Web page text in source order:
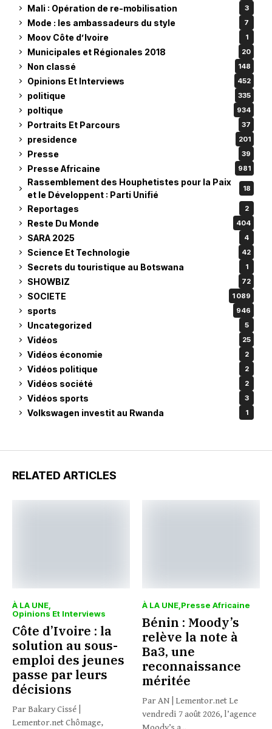
Mali : Opération de re-mobilisation 3
Mode : les ambassadeurs du style 7
Moov Côte d’Ivoire 1
Municipales et Régionales 2018 20
Non classé 148
Opinions Et Interviews 452
politique 335
poltique 934
Portraits Et Parcours 37
presidence 201
Presse 39
Presse Africaine 981
Rassemblement des Houphetistes pour la Paix
et le Développent : Parti Unifié
18
Reportages 2
Reste Du Monde 404
SARA 2025 4
Science Et Technologie 42
Secrets du touristique au Botswana 1
SHOWBIZ 72
SOCIETE 1 089
sports 946
Uncategorized 5
Vidéos 25
Vidéos économie 2
Vidéos politique 2
Vidéos société 2
Vidéos sports 3
Volkswagen investit au Rwanda 1
RELATED ARTICLES
À LA UNE
Opinions Et Interviews
Côte d’Ivoire : la
solution au sous-
emploi des jeunes
passe par leurs
décisions
Par Bakary Cissé |
Lementor.net Chômage,
À LA UNE Presse Africaine
Bénin : Moody’s
relève la note à
Ba3, une
reconnaissance
méritée
Par AN | Lementor.net Le
vendredi 7 août 2026, l’agence